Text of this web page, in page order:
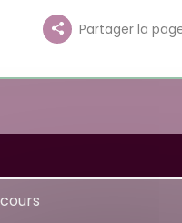
Partager la